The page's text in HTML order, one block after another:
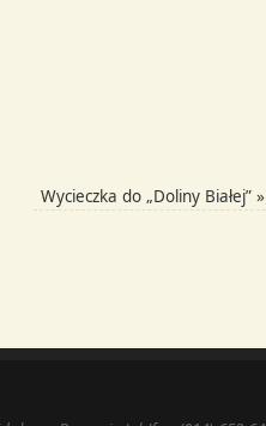
Wycieczka do „Doliny Białej” »